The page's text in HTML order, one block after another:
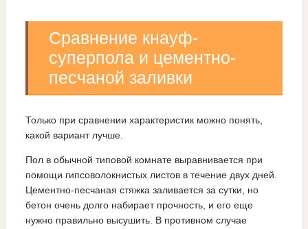
Сравнение кнауф-
суперпола и цементно-
песчаной заливки
Только при сравнении характеристик можно понять,
какой вариант лучше.
Пол в обычной типовой комнате выравнивается при
помощи гипсоволокнистых листов в течение двух дней.
Цементно-песчаная стяжка заливается за сутки, но
бетон очень долго набирает прочность, и его еще
нужно правильно высушить. В противном случае